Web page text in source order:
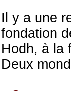
Il y a une
fondation
Hodh, à la
Deux